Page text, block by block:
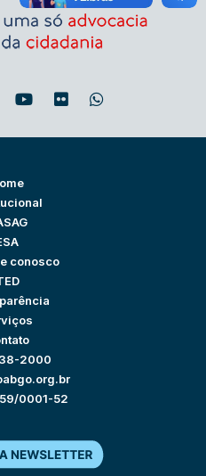
conosco
2000
0001-52